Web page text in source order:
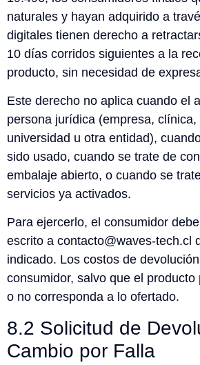
naturales y hayan adquirido a
digitales tienen derecho a
10 días corridos siguientes a la
producto, sin necesidad de
Este derecho no aplica cuando el
persona jurídica (empresa, clínica,
universidad u otra entidad),
sido usado, cuando se trate de
embalaje abierto, o cuando se
servicios ya activados.
Para ejercerlo, el consumidor
escrito a contacto@waves-tech.cl
indicado. Los costos de
consumidor, salvo que el
o no corresponda a lo ofertado.
8.2 Solicitud de
Cambio por Falla